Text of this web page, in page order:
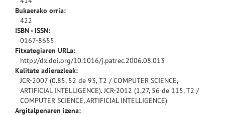
Bukaerako orria:
422
ISBN - ISSN:
0167-8655
Fitxategiaren URLa:
http://dx.doi.org/10.1016/j.patrec.2006.08.013
Kalitate adierazleak:
JCR-2007 (0.85, 52 de 93, T2 / COMPUTER SCIENCE,
ARTIFICIAL INTELLIGENCE). JCR-2012 (1,27, 56 de 115, T2 /
COMPUTER SCIENCE, ARTIFICIAL INTELLIGENCE)
Argitalpenaren izena: